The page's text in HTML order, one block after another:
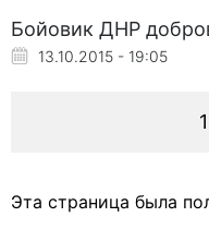
Бойовик ДНР
13.10.2015 - 19:05
Эта страница была